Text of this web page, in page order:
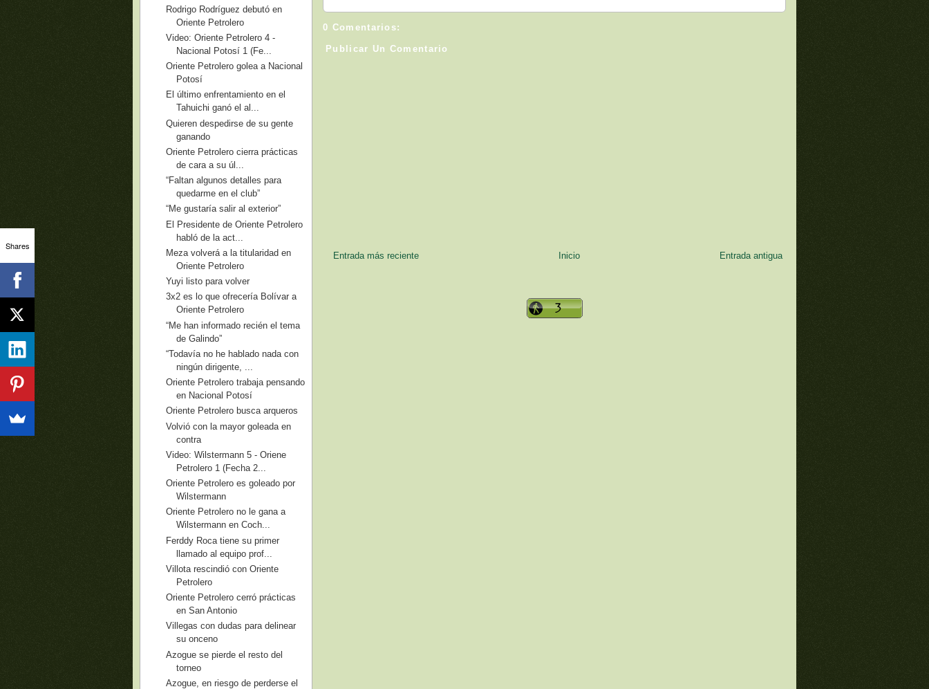
0 Comentarios:
Publicar Un Comentario
Entrada más reciente Entrada antigua
Inicio
Rodrigo Rodríguez debutó en
Oriente Petrolero
Video: Oriente Petrolero 4 -
Nacional Potosí 1 (Fe...
Oriente Petrolero golea a Nacional
Potosí
El último enfrentamiento en el
Tahuichi ganó el al...
Quieren despedirse de su gente
ganando
Oriente Petrolero cierra prácticas
de cara a su úl...
“Faltan algunos detalles para
quedarme en el club”
“Me gustaría salir al exterior”
El Presidente de Oriente Petrolero
habló de la act...
Meza volverá a la titularidad en
Oriente Petrolero
Yuyi listo para volver
3x2 es lo que ofrecería Bolívar a
Oriente Petrolero
“Me han informado recién el tema
de Galindo”
“Todavía no he hablado nada con
ningún dirigente, ...
Oriente Petrolero trabaja pensando
en Nacional Potosí
Oriente Petrolero busca arqueros
Volvió con la mayor goleada en
contra
Video: Wilstermann 5 - Oriene
Petrolero 1 (Fecha 2...
Oriente Petrolero es goleado por
Wilstermann
Oriente Petrolero no le gana a
Wilstermann en Coch...
Ferddy Roca tiene su primer
llamado al equipo prof...
Villota rescindió con Oriente
Petrolero
Oriente Petrolero cerró prácticas
en San Antonio
Villegas con dudas para delinear
su onceno
Azogue se pierde el resto del
torneo
Azogue, en riesgo de perderse el
Shares